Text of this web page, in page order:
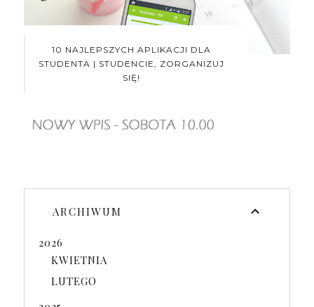
10 NAJLEPSZYCH APLIKACJI DLA
STUDENTA | STUDENCIE, ZORGANIZUJ
SIĘ!
ARCHIWUM
2026
KWIETNIA
LUTEGO